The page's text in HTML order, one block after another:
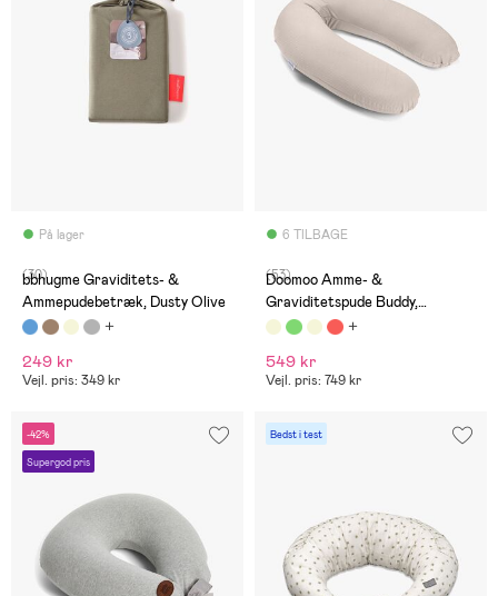
På lager
(30)
bbhugme Graviditets- &
Ammepudebetræk, Dusty Olive
249 kr
Vejl. pris: 349 kr
6 TILBAGE
(53)
Doomoo Amme- &
Graviditetspude Buddy,
Manchester Sand
549 kr
Vejl. pris: 749 kr
-42%
Supergod pris
Bedst i test